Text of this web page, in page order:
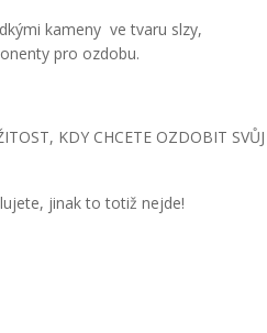
kameny ve tvaru slzy,
pro ozdobu.
KDY CHCETE OZDOBIT SVŮJ
jinak to totiž nejde!